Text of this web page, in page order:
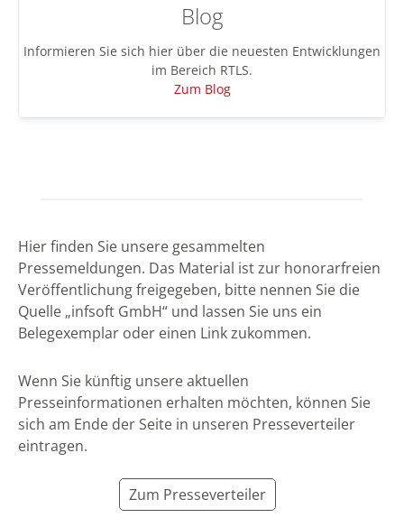
Blog
Informieren Sie sich hier über die neuesten Entwicklungen
im Bereich RTLS.
Zum Blog
Hier finden Sie unsere gesammelten
Pressemeldungen. Das Material ist zur honorarfreien
Veröffentlichung freigegeben, bitte nennen Sie die
Quelle „infsoft GmbH“ und lassen Sie uns ein
Belegexemplar oder einen Link zukommen.
Wenn Sie künftig unsere aktuellen
Presseinformationen erhalten möchten, können Sie
sich am Ende der Seite in unseren Presseverteiler
eintragen.
Zum Presseverteiler